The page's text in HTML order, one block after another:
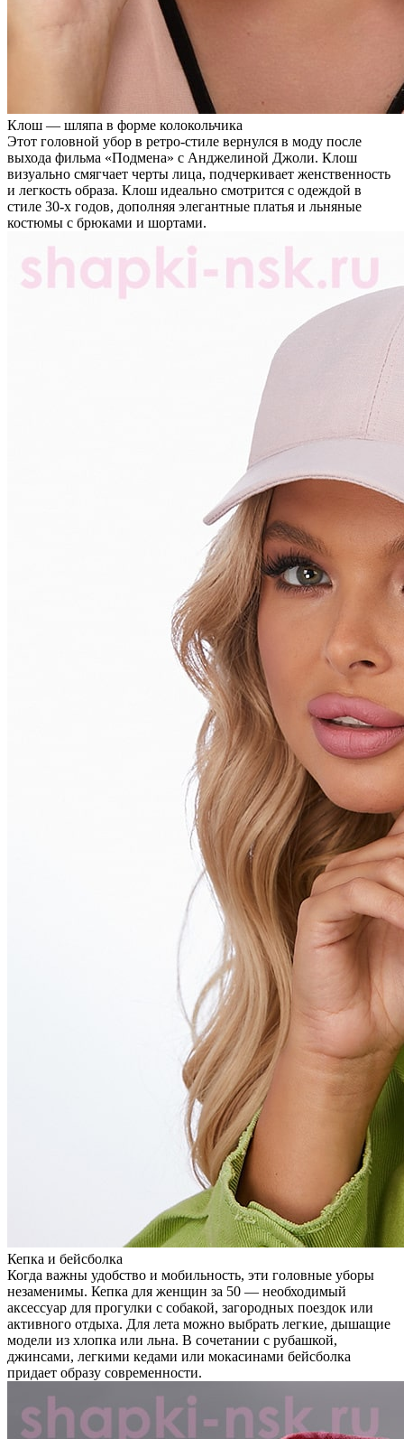
Клош — шляпа в форме колокольчика
Этот головной убор в ретро-стиле вернулся в моду после
выхода фильма «Подмена» с Анджелиной Джоли. Клош
визуально смягчает черты лица, подчеркивает женственность
и легкость образа. Клош идеально смотрится с одеждой в
стиле 30-х годов, дополняя элегантные платья и льняные
костюмы с брюками и шортами.
Кепка и бейсболка
Когда важны удобство и мобильность, эти головные уборы
незаменимы. Кепка для женщин за 50 — необходимый
аксессуар для прогулки с собакой, загородных поездок или
активного отдыха. Для лета можно выбрать легкие, дышащие
модели из хлопка или льна. В сочетании с рубашкой,
джинсами, легкими кедами или мокасинами бейсболка
придает образу современности.